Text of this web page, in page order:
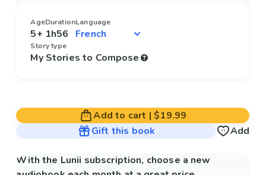
Age
5+
Duration
1h56
Language
Story type
My Stories to Compose
Add to cart |$19.99
Gift this book
Add
With the Lunii subscription, choose a new